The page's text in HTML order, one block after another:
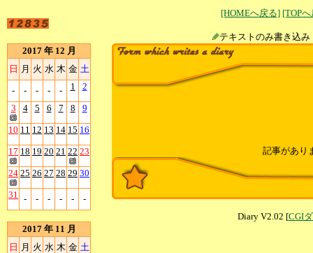
[HOMEへ戻る] [TOP
テキストのみ書
2017 年 12 月
日 月 火 水 木 金 土
- - - - - 1 2
3 4 5 6 7 8 9
10 11 12 13 14 15 16
17 18 19 20 21 22 23
24 25 26 27 28 29 30
31 - - - - - -
2017 年 11 月
日 月 火 水 木 金 土
記事があり
Diary V2.02 [CGI